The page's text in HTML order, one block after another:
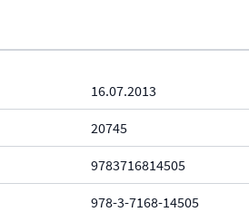
16.07.2013
20745
9783716814505
978-3-7168-14505